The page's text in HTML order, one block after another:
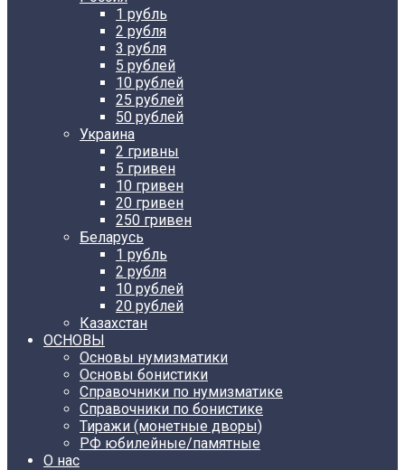
1 рубль
2 рубля
3 рубля
5 рублей
10 рублей
25 рублей
50 рублей
Украина
2 гривны
5 гривен
10 гривен
20 гривен
250 гривен
Беларусь
1 рубль
2 рубля
10 рублей
20 рублей
Казахстан
ОСНОВЫ
Основы нумизматики
Основы бонистики
Справочники по нумизматике
Справочники по бонистике
Тиражи (монетные дворы)
РФ юбилейные/памятные
О нас